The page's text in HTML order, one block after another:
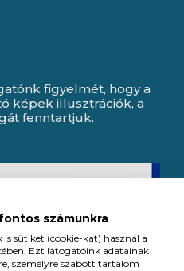
figyelmét, hogy a
képek illusztrációk, a
fenntartjuk.
számunkra
sütiket (cookie-kat) használ a
Ezt látogatóink adatainak
személyre szabott tartalom